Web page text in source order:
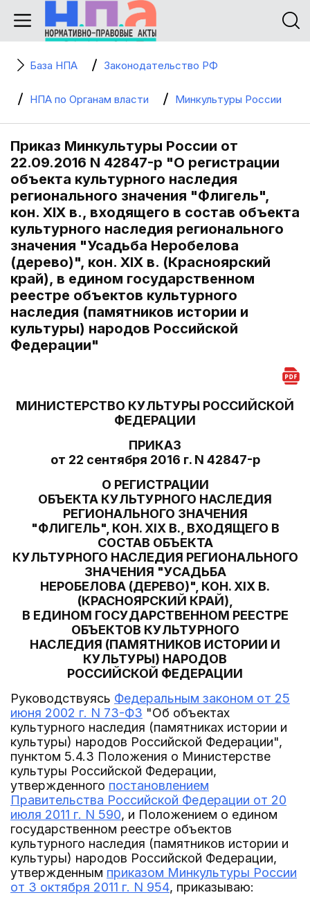
База НПА Законодательство РФ
НПА по Органам власти Минкультуры России
Приказ Минкультуры России от
22.09.2016 N 42847-р "О регистрации
объекта культурного наследия
регионального значения "Флигель",
кон. XIX в., входящего в состав объекта
культурного наследия регионального
значения "Усадьба Неробелова
(дерево)", кон. XIX в. (Красноярский
край), в едином государственном
реестре объектов культурного
наследия (памятников истории и
культуры) народов Российской
Федерации"
МИНИСТЕРСТВО КУЛЬТУРЫ РОССИЙСКОЙ
ФЕДЕРАЦИИ
ПРИКАЗ
от 22 сентября 2016 г. N 42847-р
О РЕГИСТРАЦИИ
ОБЪЕКТА КУЛЬТУРНОГО НАСЛЕДИЯ
РЕГИОНАЛЬНОГО ЗНАЧЕНИЯ
"ФЛИГЕЛЬ", КОН. XIX В., ВХОДЯЩЕГО В
СОСТАВ ОБЪЕКТА
КУЛЬТУРНОГО НАСЛЕДИЯ РЕГИОНАЛЬНОГО
ЗНАЧЕНИЯ "УСАДЬБА
НЕРОБЕЛОВА (ДЕРЕВО)", КОН. XIX В.
(КРАСНОЯРСКИЙ КРАЙ),
В ЕДИНОМ ГОСУДАРСТВЕННОМ РЕЕСТРЕ
ОБЪЕКТОВ КУЛЬТУРНОГО
НАСЛЕДИЯ (ПАМЯТНИКОВ ИСТОРИИ И
КУЛЬТУРЫ) НАРОДОВ
РОССИЙСКОЙ ФЕДЕРАЦИИ
Руководствуясь Федеральным законом от 25
июня 2002 г. N 73-ФЗ "Об объектах
культурного наследия (памятниках истории и
культуры) народов Российской Федерации",
пунктом 5.4.3 Положения о Министерстве
культуры Российской Федерации,
утвержденного постановлением
Правительства Российской Федерации от 20
июля 2011 г. N 590, и Положением о едином
государственном реестре объектов
культурного наследия (памятников истории и
культуры) народов Российской Федерации,
утвержденным приказом Минкультуры России
от 3 октября 2011 г. N 954, приказываю: